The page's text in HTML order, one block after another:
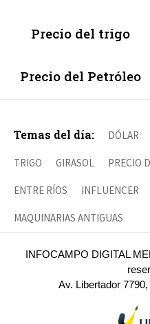
Precio del trigo
Precio del Petróleo
Temas del día: DÓLAR
TRIGO GIRASOL PRECIO
ENTRE RÍOS INFLUENCER
MAQUINARIAS ANTIGUAS
INFOCAMPO DIGITAL
Av. Libertador